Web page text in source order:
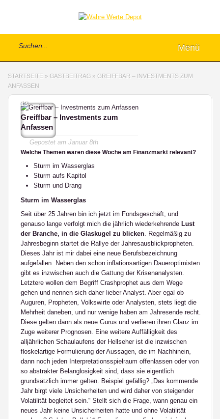
Menü
STARTSEITE » GASTBEITRAG » GREIFFBAR – INVESTMENTS ZUM
ANFASSEN
13
Greiffbar – Investments zum
Anfassen
Gepostet am Januar 8th
Welche Themen waren diese Woche am Finanzmarkt relevant?
Sturm im Wasserglas
Sturm aufs Kapitol
Sturm und Drang
Sturm im Wasserglas
Seit über 25 Jahren bin ich jetzt im Fondsgeschäft, und
genauso lange verfolgt mich die jährlich wiederkehrende Lust
der Branche, in die Glaskugel zu blicken. Regelmäßig zu
Jahresbeginn startet die Rallye der Jahresausblickpropheten.
Dieses Jahr ist mir dabei eine neue Berufsbezeichnung
aufgefallen. Neben den schon inflationsartigen Daueroptimisten
gibt es inzwischen auch die Gattung der Krisenanalysten.
Letztere wollen dem Begriff Crashprophet aus dem Wege
gehen und nennen sich daher lieber Analyst. Aber egal ob
Auguren, Propheten, Volkswirte oder Analysten, stets liegt die
Mehrheit daneben, und nur wenige haben am Jahresende recht.
Diese gelten dann als neue Gurus und verlieren ihren Glanz im
Zuge weiterer Prognosen. Eine weitere Auffälligkeit des
alljährlichen Schaulaufens der Hellseher ist die inzwischen
floskelartige Formulierung der Aussagen, die im Nachhinein,
dann noch jeden Interpretationsspielraum offenlassen oder von
so abstrakter Belanglosigkeit sind, dass sie eigentlich
grundsätzlich immer gelten. Beispiel gefällig? „Das kommende
Jahr birgt viele Unsicherheiten und wird daher von steigender
Volatilität begleitet sein.“ Stellt sich die Frage, wann genau ein
neues Jahr keine Unsicherheiten hatte und ohne Volatilität